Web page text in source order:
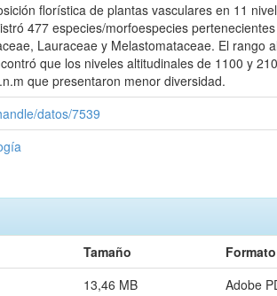
florística de plantas vasculares en 11
477 especies/morfoespecies
Lauraceae y Melastomataceae. El rango
que los niveles altitudinales de 1100 y
que presentaron menor diversidad.
datos/7539
Tamaño
Formato
13,46 MB Adobe